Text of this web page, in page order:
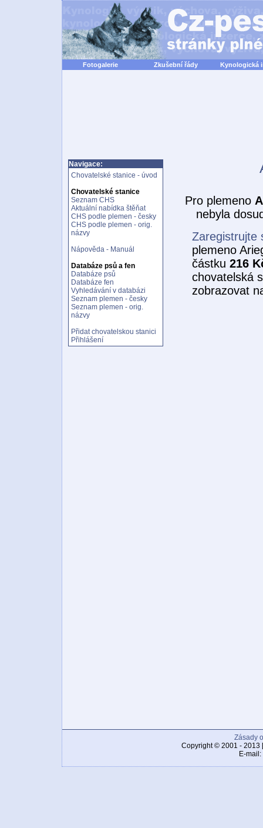
Fotogalerie Zkušební řády Kynologická
Navigace:
Chovatelské stanice - úvod
Chovatelské stanice
Seznam CHS
Aktuální nabídka štěňat
CHS podle plemen - česky
CHS podle plemen - orig.
názvy
Nápověda - Manuál
Databáze psů a fen
Databáze psů
Databáze fen
Vyhledávání v databázi
Seznam plemen - česky
Seznam plemen - orig.
názvy
Přidat chovatelskou stanici
Přihlášení
Pro plemeno
nebyla
Zaregistrujte
plemeno
částku 216
chovatelská
zobrazovat
Zásady
Copyright © 2001 - 2013
E-mail: